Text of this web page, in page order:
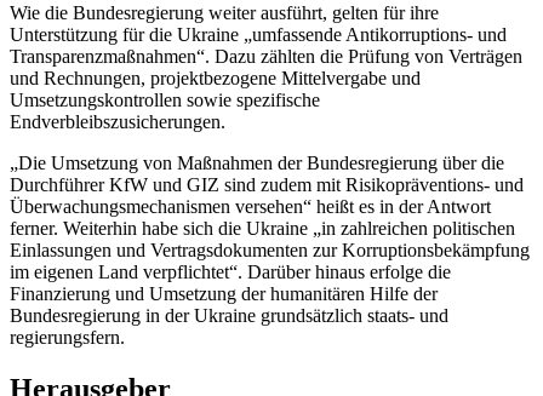
Wie die Bundesregierung weiter ausführt, gelten für ihre
Unterstützung für die Ukraine „umfassende Antikorruptions- und
Transparenzmaßnahmen“. Dazu zählten die Prüfung von Verträgen
und Rechnungen, projektbezogene Mittelvergabe und
Umsetzungskontrollen sowie spezifische
Endverbleibszusicherungen.
„Die Umsetzung von Maßnahmen der Bundesregierung über die
Durchführer KfW und GIZ sind zudem mit Risikopräventions- und
Überwachungsmechanismen versehen“ heißt es in der Antwort
ferner. Weiterhin habe sich die Ukraine „in zahlreichen politischen
Einlassungen und Vertragsdokumenten zur Korruptionsbekämpfung
im eigenen Land verpflichtet“. Darüber hinaus erfolge die
Finanzierung und Umsetzung der humanitären Hilfe der
Bundesregierung in der Ukraine grundsätzlich staats- und
regierungsfern.
Herausgeber